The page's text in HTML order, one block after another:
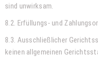
sind unwirksam.
8.2. Erfüllungs- und
8.3. Ausschließlicher
keinen allgemeinen